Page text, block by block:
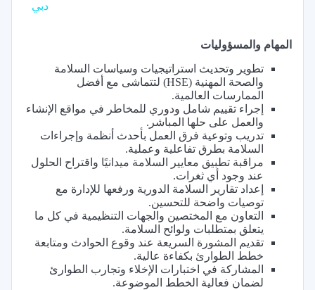
دبي
المهام والمسؤوليات
تطوير وتحديث استراتيجيات وسياسات السلامة
والصحة المهنية (HSE) لتتماشى مع أفضل
الممارسات العالمية.
إجراء تقييم شامل ودوري للمخاطر في مواقع الإنشاء
والعمل على حلها المباشر.
تدريب وتوعية فرق العمل بأحدث أنظمة وإجراءات
السلامة بطرق تفاعلية وعملية.
مراقبة تطبيق معايير السلامة ميدانيًا واقتراح الحلول
عند وجود أي ثغرات.
إعداد تقارير السلامة الدورية ورفعها للإدارة مع
توصيات واضحة للتحسين.
التعاون مع المختصين والجهات التنظيمية في كل ما
يتعلق بمتطلبات ولوائح السلامة.
تقديم المشورة السريعة عند وقوع الحوادث ومتابعة
خطط الطوارئ بكفاءة عالية.
المشاركة في اختبارات الإخلاء وتجارب الطوارئ
لضمان فعالية الخطط الموضوعة.